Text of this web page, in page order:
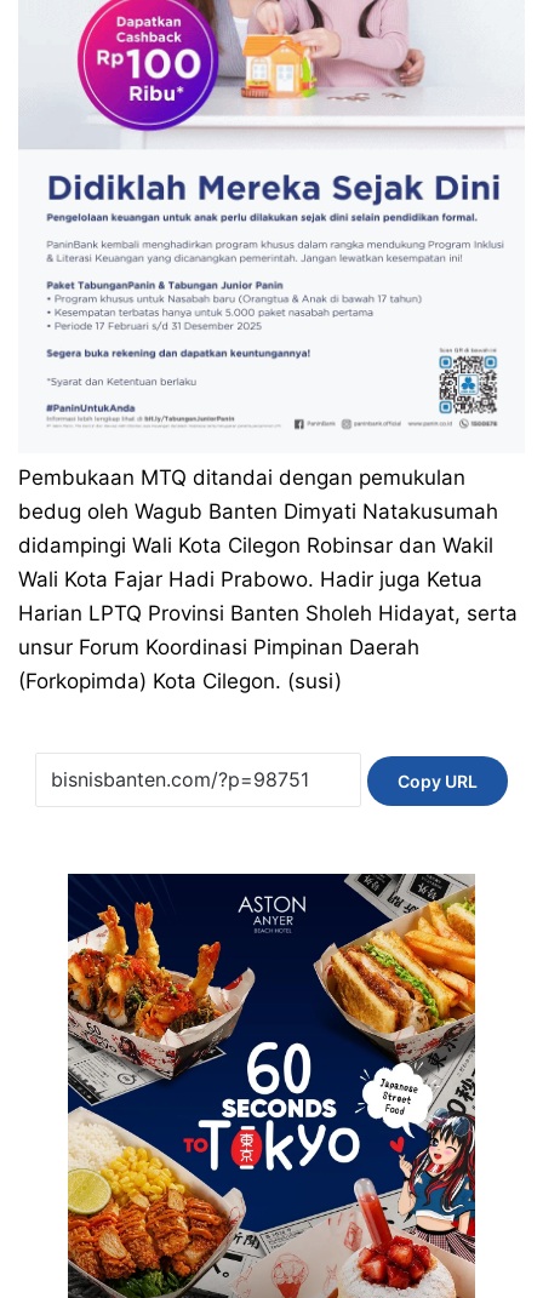
Pembukaan MTQ ditandai dengan pemukulan
bedug oleh Wagub Banten Dimyati Natakusumah
didampingi Wali Kota Cilegon Robinsar dan Wakil
Wali Kota Fajar Hadi Prabowo. Hadir juga Ketua
Harian LPTQ Provinsi Banten Sholeh Hidayat, serta
unsur Forum Koordinasi Pimpinan Daerah
(Forkopimda) Kota Cilegon. (susi)
Copy URL